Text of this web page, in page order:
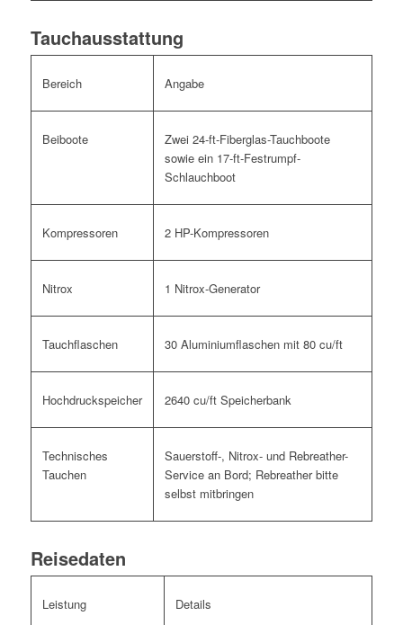
Tauchausstattung
Bereich Angabe
Beiboote
Zwei 24-ft-Fiberglas-Tauchboote
sowie ein 17-ft-Festrumpf-
Schlauchboot
Kompressoren 2 HP-Kompressoren
Nitrox 1 Nitrox-Generator
Tauchflaschen 30 Aluminiumflaschen mit 80 cu/ft
Hochdruckspeicher 2640 cu/ft Speicherbank
Technisches
Tauchen
Sauerstoff-, Nitrox- und Rebreather-
Service an Bord; Rebreather bitte
selbst mitbringen
Reisedaten
Leistung Details